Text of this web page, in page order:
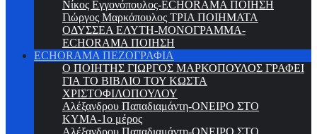
Νίκος Εγγονόπουλος-ECHORAMA ΠΟΙΗΣΗ
Γιώργος Μαρκόπουλος ΤΡΙΑ ΠΟΙΗΜΑΤΑ
ΟΔΥΣΣΕΑ ΕΛΥΤΗ-ΜΟΝΟΓΡΑΜΜΑ-
ECHORAMA ΠΟΙΗΣΗ
ECHORAMA ΠΕΖΟΓΡΑΦΙΑ
Ο ΠΟΙΗΤΗΣ ΓΙΩΡΓΟΣ ΜΑΡΚΟΠΟΥΛΟΣ ΓΡΑΦΕΙ
ΓΙΑ ΤΟ ΒΙΒΛΙΟ ΤΟΥ ΚΩΣΤΑ
ΧΡΙΣΤΟΦΙΛΟΠΟΥΛΟΥ
Αλέξανδρου Παπαδιαμάντη-ΟΝΕΙΡΟ ΣΤΟ
ΚΥΜΑ-1ο μέρος
Αλέξανδρου Παπαδιαμάντη-ΟΝΕΙΡΟ ΣΤΟ